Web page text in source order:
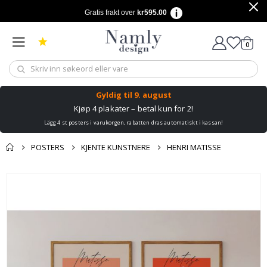
Gratis frakt over kr595.00
0varer
Gyldig til 9. august
Kjøp 4 plakater – betal kun for 2!
Lägg 4 st posters i varukorgen, rabatten dras automatiskt i kassan!
POSTERS KJENTE KUNSTNERE HENRI MATISSE